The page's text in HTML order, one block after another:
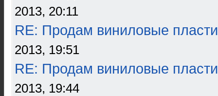
2013, 20:11
RE: Продам виниловые
2013, 19:51
RE: Продам виниловые
2013, 19:44